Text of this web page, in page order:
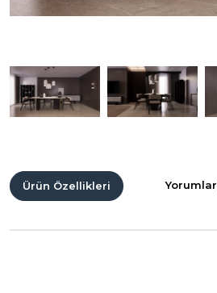
Ürün Özellikleri Yorumlar